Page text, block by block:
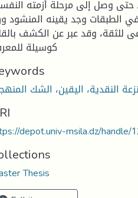
حتى وصل إلى مرحلة أزمته
الطبقات وجد يقينه المنشود
للثقة، وقد عبر عن الكشف
كوسيلة
النقدية، اليقين، الشك
depot.univ-msila.dz/
Thesis